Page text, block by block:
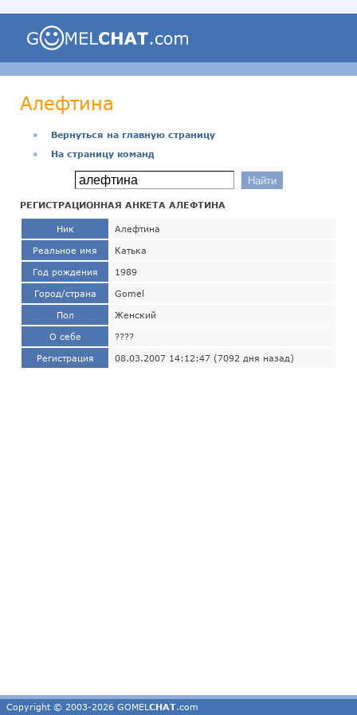
Алефтина
●
Вернуться на главную страницу
●
На страницу команд
РЕГИСТРАЦИОННАЯ АНКЕТА АЛЕФТИНА
Ник Алефтина
Реальное имя Катька
Год рождения 1989
Город/страна Gomel
Пол Женский
О себе ????
Регистрация 08.03.2007 14:12:47 (7092 дня назад)
Copyright © 2003-2026 GOMEL CHAT.com